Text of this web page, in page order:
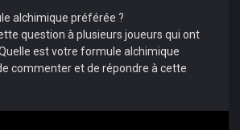
alchimique préférée ?
question à plusieurs joueurs qui ont
est votre formule alchimique
commenter et de répondre à cette